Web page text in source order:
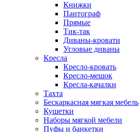
Книжки
Пантограф
Прямые
Тик-так
Диваны-кровати
Угловые диваны
Кресла
Кресло-кровать
Кресло-мешок
Кресла-качалки
Тахта
Бескаркасная мягкая мебель
Кушетки
Наборы мягкой мебели
Пуфы и банкетки